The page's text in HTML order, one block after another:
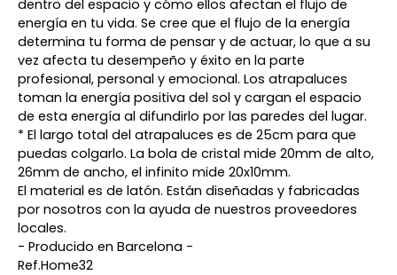
dentro del espacio y cómo ellos afectan el flujo de
energía en tu vida. Se cree que el flujo de la energía
determina tu forma de pensar y de actuar, lo que a su
vez afecta tu desempeño y éxito en la parte
profesional, personal y emocional. Los atrapaluces
toman la energía positiva del sol y cargan el espacio
de esta energía al difundirlo por las paredes del lugar.
* El largo total del atrapaluces es de 25cm para que
puedas colgarlo. La bola de cristal mide 20mm de alto,
26mm de ancho, el infinito mide 20x10mm.
El material es de latón. Están diseñadas y fabricadas
por nosotros con la ayuda de nuestros proveedores
locales.
- Producido en Barcelona -
Ref.Home32